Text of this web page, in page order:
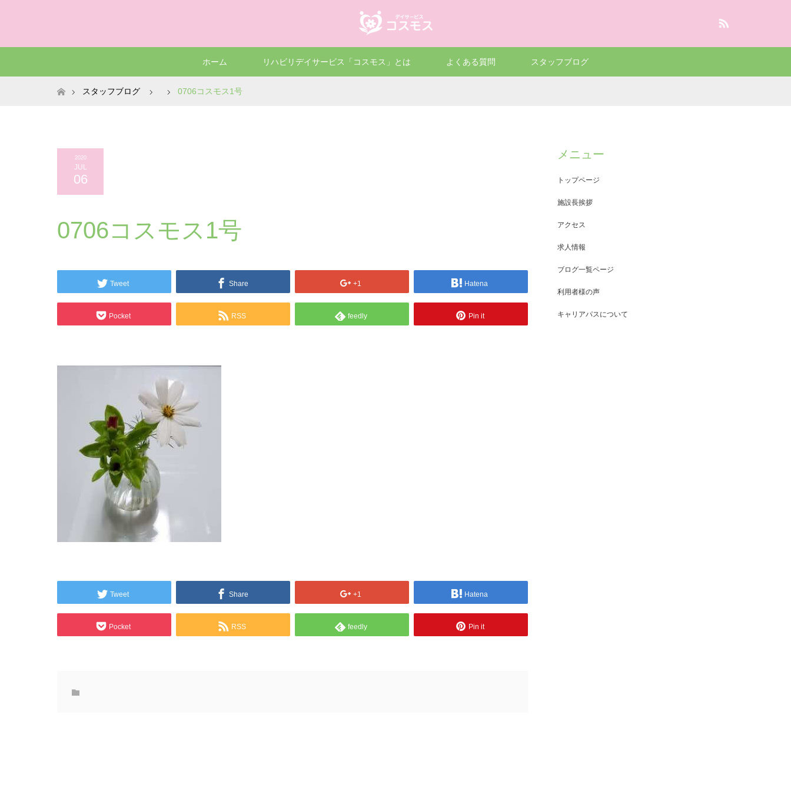
ホーム リハビリデイサービス「コスモス」とは よくある質問 スタッフブログ
ホームスタッフブログ 0706コスモス1号
2020
JUL
06
0706コスモス1号
Tweet Share +1 Hatena
Pocket RSS feedly Pin it
Tweet Share +1 Hatena
Pocket RSS feedly Pin it
メニュー
トップページ
施設長挨拶
アクセス
求人情報
ブログ一覧ページ
利用者様の声
キャリアパスについて